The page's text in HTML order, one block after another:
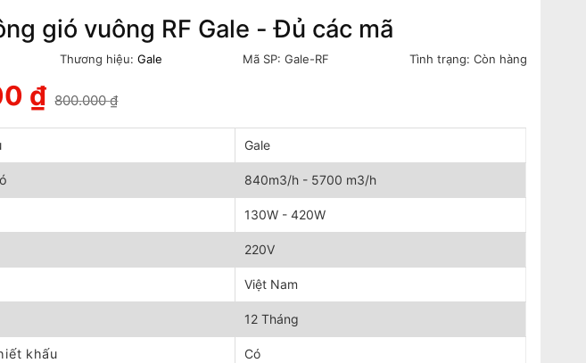
gió vuông RF Gale - Đủ các mã
Thương hiệu:Gale Mã SP:Gale-RF Tình trạng:Còn hàng
800.000₫
₫
Gale
840m3/h - 5700 m3/h
130W - 420W
220V
Việt Nam
12 Tháng
khấu Có